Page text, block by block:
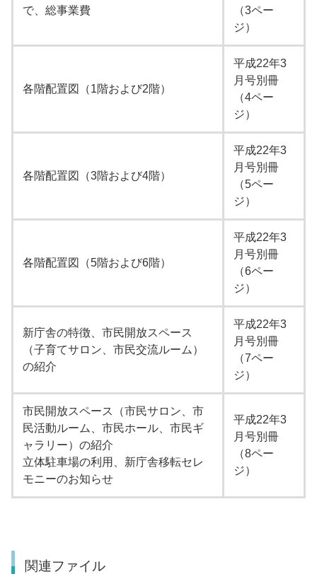
で、総事業費
（3ペー
ジ）
各階配置図（1階および2階）
平成22年3
月号別冊
（4ペー
ジ）
各階配置図（3階および4階）
平成22年3
月号別冊
（5ペー
ジ）
各階配置図（5階および6階）
平成22年3
月号別冊
（6ペー
ジ）
新庁舎の特徴、市民開放スペース
（子育てサロン、市民交流ルーム）
の紹介
平成22年3
月号別冊
（7ペー
ジ）
市民開放スペース（市民サロン、市
民活動ルーム、市民ホール、市民ギ
ャラリー）の紹介
立体駐車場の利用、新庁舎移転セレ
モニーのお知らせ
平成22年3
月号別冊
（8ペー
ジ）
関連ファイル